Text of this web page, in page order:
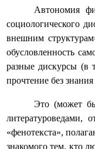
Автономия
социологического
внешним
обусловленность
разные дискурсы (в
прочтение без знания
Это (может
литературоведами,
«фенотекста»,
знакомого тем, кто